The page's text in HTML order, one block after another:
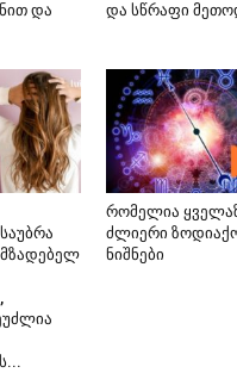
და
და სწრაფი
რომელია
ძლიერი
ნიშნები